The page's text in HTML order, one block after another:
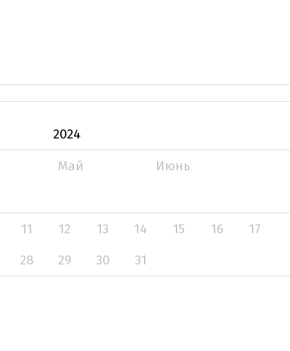
2024
Май
Июнь
11 12 13 14 15 16
17
28 29 30 31